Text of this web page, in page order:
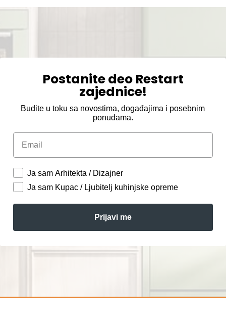
Postanite deo Restart
zajednice!
Budite u toku sa novostima, događajima i posebnim
ponudama.
Email
Ja sam Arhitekta / Dizajner
Ja sam Kupac / Ljubitelj kuhinjske opreme
Prijavi me